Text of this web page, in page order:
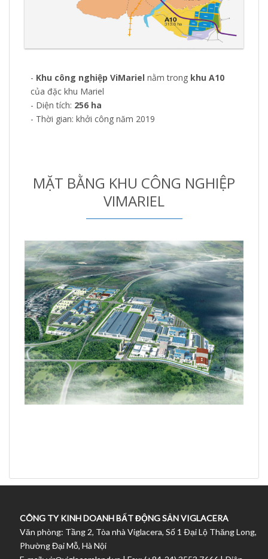
- Khu công nghiệp ViMariel nằm trong khu A10
của đặc khu Mariel
- Diện tích: 256 ha
- Thời gian: khởi công năm 2019
MẶT BẰNG KHU CÔNG NGHIỆP
VIMARIEL
CÔNG TY KINH DOANH BẤT ĐỘNG SẢN VIGLACERA
Văn phòng: Tầng 2, Tòa nhà Viglacera, Số 1 Ðại Lộ Thăng Long,
Phường Đại Mỗ, Hà Nội